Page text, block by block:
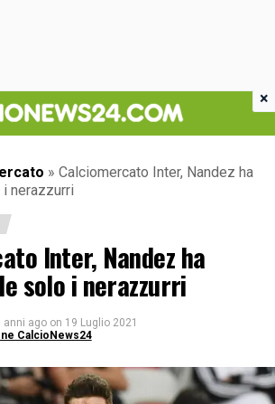
» Calciomercato Inter, Nandez ha
nerazzurri
Inter, Nandez ha
solo i nerazzurri
anni ago on 19 Luglio 2021
CalcioNews24
×